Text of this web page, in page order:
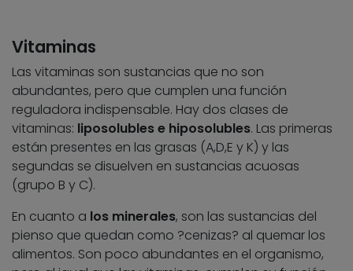
Vitaminas
Las vitaminas son sustancias que no son
abundantes, pero que cumplen una función
reguladora indispensable. Hay dos clases de
vitaminas: liposolubles e hiposolubles. Las primeras
están presentes en las grasas (A,D,E y K) y las
segundas se disuelven en sustancias acuosas
(grupo B y C).
En cuanto a los minerales, son las sustancias del
pienso que quedan como ?cenizas? al quemar los
alimentos. Son poco abundantes en el organismo,